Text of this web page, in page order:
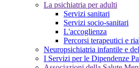
La psichiatria per adulti
Servizi sanitari
Servizi socio-sanitari
L'accoglienza
Percorsi terapeutici e
Neuropsichiatria infantile e
I Servizi per le Dipendenze